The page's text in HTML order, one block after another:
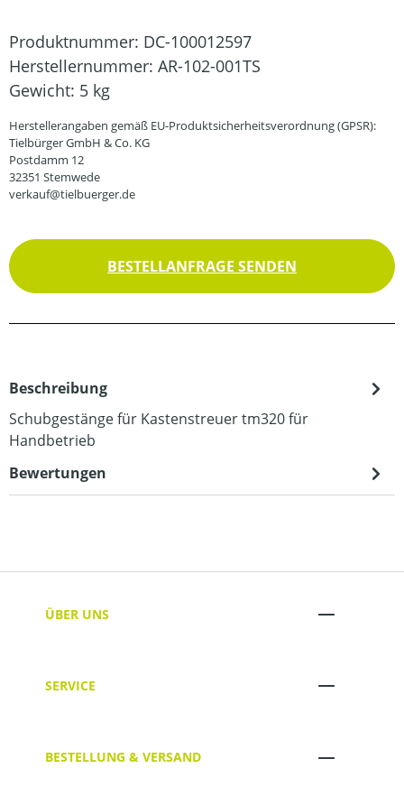
Produktnummer: DC-100012597
Herstellernummer: AR-102-001TS
Gewicht: 5 kg
Herstellerangaben gemäß EU-Produktsicherheitsverordnung (GPSR):
Tielbürger GmbH & Co. KG
Postdamm 12
32351 Stemwede
verkauf@tielbuerger.de
BESTELLANFRAGE SENDEN
Beschreibung
Schubgestänge für Kastenstreuer tm320 für
Handbetrieb
Bewertungen
ÜBER UNS
SERVICE
BESTELLUNG & VERSAND